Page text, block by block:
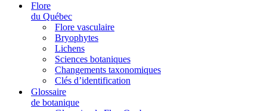
Flore
du Québec
Flore vasculaire
Bryophytes
Lichens
Sciences botaniques
Changements taxonomiques
Clés d’identification
Glossaire
de botanique